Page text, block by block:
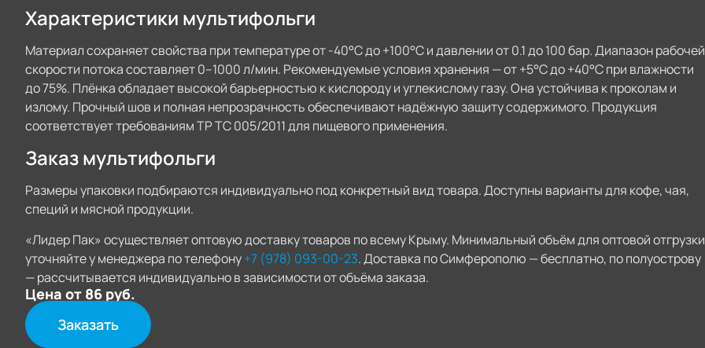
Характеристики мультифольги
Материал сохраняет свойства при температуре от -40°C до +100°C и давлении от 0.1 до 100 бар. Диапазон рабочей
скорости потока составляет 0–1000 л/мин. Рекомендуемые условия хранения — от +5°C до +40°C при влажности
до 75%. Плёнка обладает высокой барьерностью к кислороду и углекислому газу. Она устойчива к проколам и
излому. Прочный шов и полная непрозрачность обеспечивают надёжную защиту содержимого. Продукция
соответствует требованиям ТР ТС 005/2011 для пищевого применения.
Заказ мультифольги
Размеры упаковки подбираются индивидуально под конкретный вид товара. Доступны варианты для кофе, чая,
специй и мясной продукции.
«Лидер Пак» осуществляет оптовую доставку товаров по всему Крыму. Минимальный объём для оптовой отгрузки
уточняйте у менеджера по телефону+7 (978) 093-00-23. Доставка по Симферополю — бесплатно, по полуострову
— рассчитывается индивидуально в зависимости от объёма заказа.
Цена от 86 руб.
Заказать